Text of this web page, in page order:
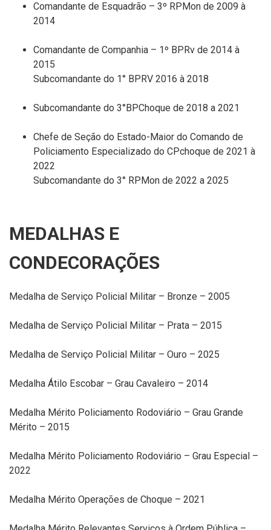
Comandante de Esquadrão – 3º RPMon de 2009 à
2014
Comandante de Companhia – 1º BPRv de 2014 à
2015
Subcomandante do 1° BPRV 2016 à 2018
Subcomandante do 3°BPChoque de 2018 a 2021
Chefe de Seção do Estado-Maior do Comando de
Policiamento Especializado do CPchoque de 2021 à
2022
Subcomandante do 3° RPMon de 2022 a 2025
MEDALHAS E
CONDECORAÇÕES
Medalha de Serviço Policial Militar – Bronze – 2005
Medalha de Serviço Policial Militar – Prata – 2015
Medalha de Serviço Policial Militar – Ouro – 2025
Medalha Átilo Escobar – Grau Cavaleiro – 2014
Medalha Mérito Policiamento Rodoviário – Grau Grande
Mérito – 2015
Medalha Mérito Policiamento Rodoviário – Grau Especial –
2022
Medalha Mérito Operações de Choque – 2021